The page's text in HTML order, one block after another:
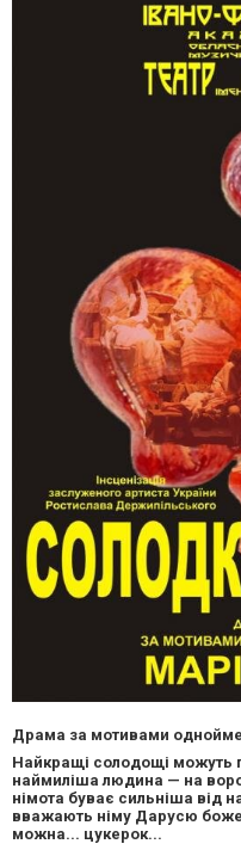
Драма за мотивами
Найкращі солодощі можуть
наймиліша людина — на
німота буває сильніша від
вважають німу Дарусю
можна... цукерок...